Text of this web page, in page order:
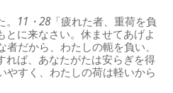
11・28「疲れた者、重荷を負
とに来なさい。休ませてあげよ
だから、わたしの軛を負い、
れば、あなたがたは安らぎを得
やすく、わたしの荷は軽いから